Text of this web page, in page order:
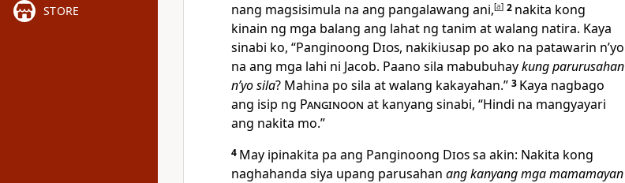
STORE
nang magsisimula na ang pangalawang ani,[a] 2 nakita kong
kinain ng mga balang ang lahat ng tanim at walang natira. Kaya
sinabi ko, “Panginoong Dios, nakikiusap po ako na patawarin nʼyo
na ang mga lahi ni Jacob. Paano sila mabubuhaykung parurusahan
nʼyo sila? Mahina po sila at walang kakayahan.” 3 Kaya nagbago
ang isip ng Panginoon at kanyang sinabi, “Hindi na mangyayari
ang nakita mo.”
4 May ipinakita pa ang Panginoong Diossa akin: Nakita kong
naghahanda siya upang parusahan ang kanyang mga mamamayan